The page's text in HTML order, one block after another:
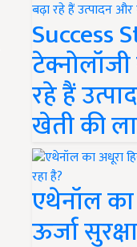
Success
रहे हैं
खेती की
एथेनॉल
ऊर्जा